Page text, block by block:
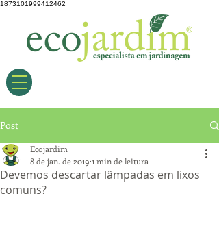
1873101999412462
Post
Devemos descartar lâmpadas em lixos
comuns?
Ecojardim
8 de jan. de 2019 1 min de leitura